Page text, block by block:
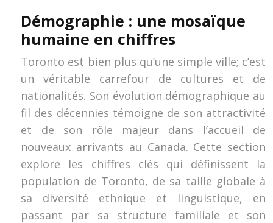
Démographie : une mosaïque
humaine en chiffres
Toronto est bien plus qu’une simple ville; c’est
un véritable carrefour de cultures et de
nationalités. Son évolution démographique au
fil des décennies témoigne de son attractivité
et de son rôle majeur dans l’accueil de
nouveaux arrivants au Canada. Cette section
explore les chiffres clés qui définissent la
population de Toronto, de sa taille globale à
sa diversité ethnique et linguistique, en
passant par sa structure familiale et son